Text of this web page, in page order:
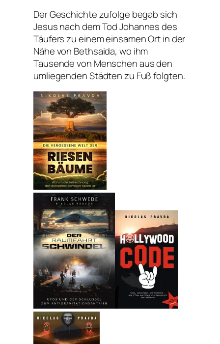
Der Geschichte zufolge begab sich
Jesus nach dem Tod Johannes des
Täufers zu einem einsamen Ort in der
Nähe von Bethsaida, wo ihm
Tausende von Menschen aus den
umliegenden Städten zu Fuß folgten.